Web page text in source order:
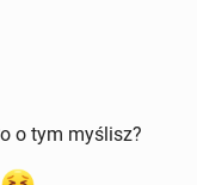
o tym myślisz?